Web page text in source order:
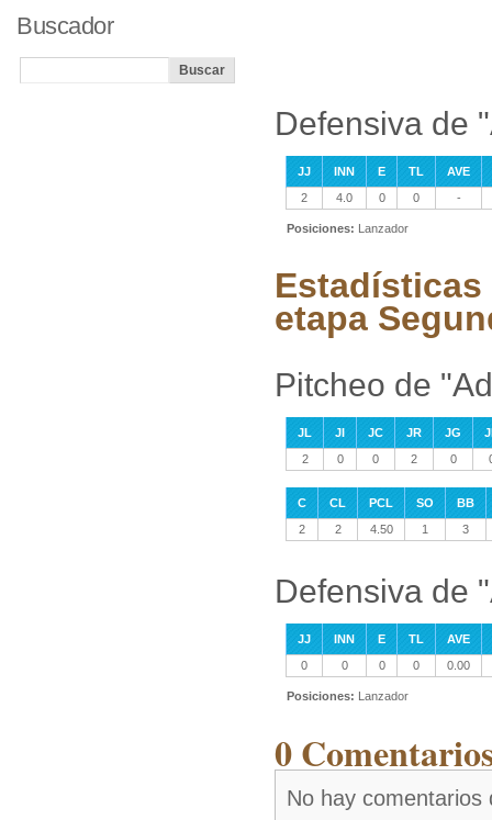
Defensiva de
JJ INN E TL
AVE
2
4.0 0 0 -
Posiciones: Lanzador
etapa
Pitcheo de
JL JI JC JR JG
2
0 0 2 0
C CL PCL SO
BB
2
2 4.50 1 3
Defensiva de
JJ INN E TL
AVE
0
0 0 0 0.00
Posiciones: Lanzador
0
No hay comentarios
Buscador